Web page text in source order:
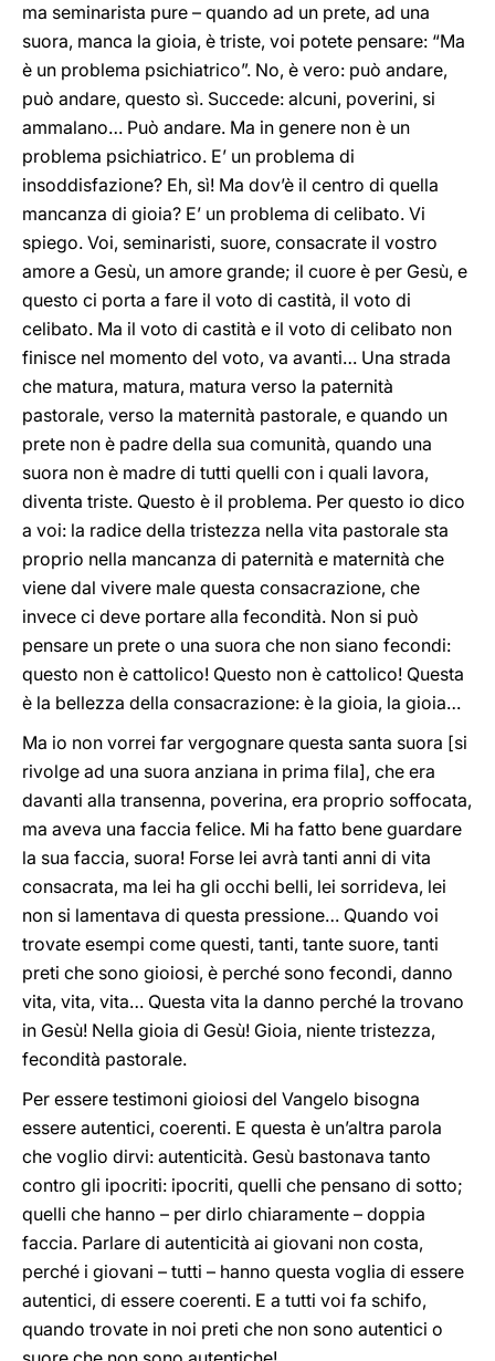
ma seminarista pure – quando ad un prete, ad una
suora, manca la gioia, è triste, voi potete pensare: “Ma
è un problema psichiatrico”. No, è vero: può andare,
può andare, questo sì. Succede: alcuni, poverini, si
ammalano… Può andare. Ma in genere non è un
problema psichiatrico. E’ un problema di
insoddisfazione? Eh, sì! Ma dov’è il centro di quella
mancanza di gioia? E’ un problema di celibato. Vi
spiego. Voi, seminaristi, suore, consacrate il vostro
amore a Gesù, un amore grande; il cuore è per Gesù, e
questo ci porta a fare il voto di castità, il voto di
celibato. Ma il voto di castità e il voto di celibato non
finisce nel momento del voto, va avanti… Una strada
che matura, matura, matura verso la paternità
pastorale, verso la maternità pastorale, e quando un
prete non è padre della sua comunità, quando una
suora non è madre di tutti quelli con i quali lavora,
diventa triste. Questo è il problema. Per questo io dico
a voi: la radice della tristezza nella vita pastorale sta
proprio nella mancanza di paternità e maternità che
viene dal vivere male questa consacrazione, che
invece ci deve portare alla fecondità. Non si può
pensare un prete o una suora che non siano fecondi:
questo non è cattolico! Questo non è cattolico! Questa
è la bellezza della consacrazione: è la gioia, la gioia…
Ma io non vorrei far vergognare questa santa suora [si
rivolge ad una suora anziana in prima fila], che era
davanti alla transenna, poverina, era proprio soffocata,
ma aveva una faccia felice. Mi ha fatto bene guardare
la sua faccia, suora! Forse lei avrà tanti anni di vita
consacrata, ma lei ha gli occhi belli, lei sorrideva, lei
non si lamentava di questa pressione… Quando voi
trovate esempi come questi, tanti, tante suore, tanti
preti che sono gioiosi, è perché sono fecondi, danno
vita, vita, vita… Questa vita la danno perché la trovano
in Gesù! Nella gioia di Gesù! Gioia, niente tristezza,
fecondità pastorale.
Per essere testimoni gioiosi del Vangelo bisogna
essere autentici, coerenti. E questa è un’altra parola
che voglio dirvi: autenticità. Gesù bastonava tanto
contro gli ipocriti: ipocriti, quelli che pensano di sotto;
quelli che hanno – per dirlo chiaramente – doppia
faccia. Parlare di autenticità ai giovani non costa,
perché i giovani – tutti – hanno questa voglia di essere
autentici, di essere coerenti. E a tutti voi fa schifo,
quando trovate in noi preti che non sono autentici o